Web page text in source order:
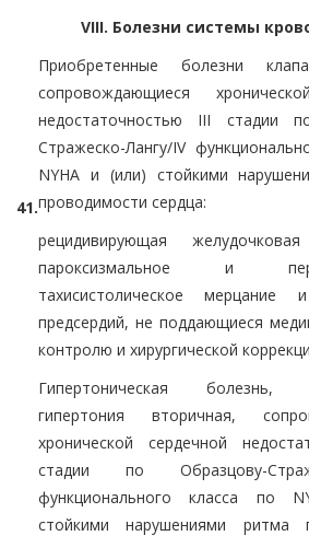
VIII. Болезни системы
41.
Приобретенные болезни
сопровождающиеся
недостаточностью III стадии
Стражеско-Лангу/IV
NYHA и (или) стойкими
проводимости сердца:
рецидивирующая
пароксизмальное и
тахисистолическое мерцание
предсердий, не поддающиеся
контролю и хирургической
Гипертоническая болезнь,
гипертония вторичная,
хронической сердечной
стадии по Образцову-
функционального класса по
стойкими нарушениями ритма